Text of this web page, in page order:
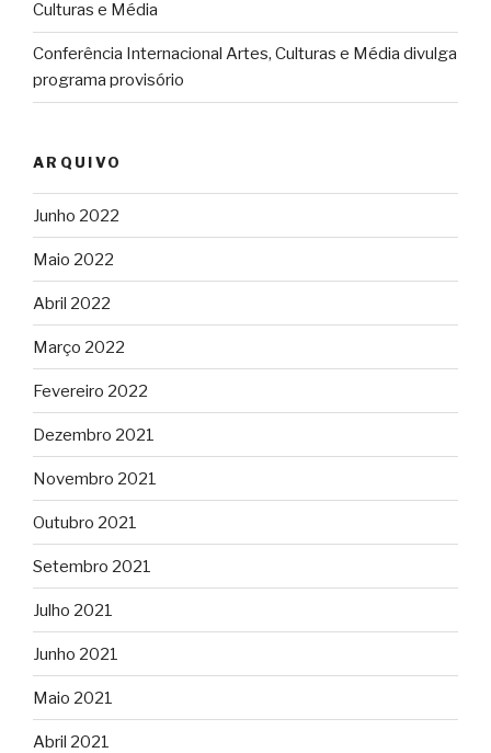
Culturas e Média
Conferência Internacional Artes, Culturas e Média divulga
programa provisório
ARQUIVO
Junho 2022
Maio 2022
Abril 2022
Março 2022
Fevereiro 2022
Dezembro 2021
Novembro 2021
Outubro 2021
Setembro 2021
Julho 2021
Junho 2021
Maio 2021
Abril 2021